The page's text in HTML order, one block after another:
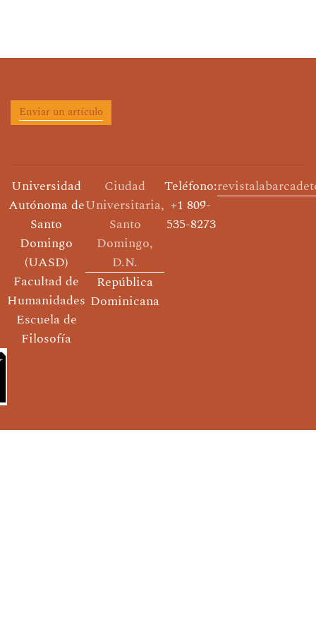
Enviar un artículo
Universidad
Autónoma de
Santo
Domingo
(UASD)
Facultad de
Humanidades
Escuela de
Filosofía
Ciudad
Universitaria,
Santo
Domingo,
D.N.
República
Dominicana
Teléfono:
+1 809-
535-8273